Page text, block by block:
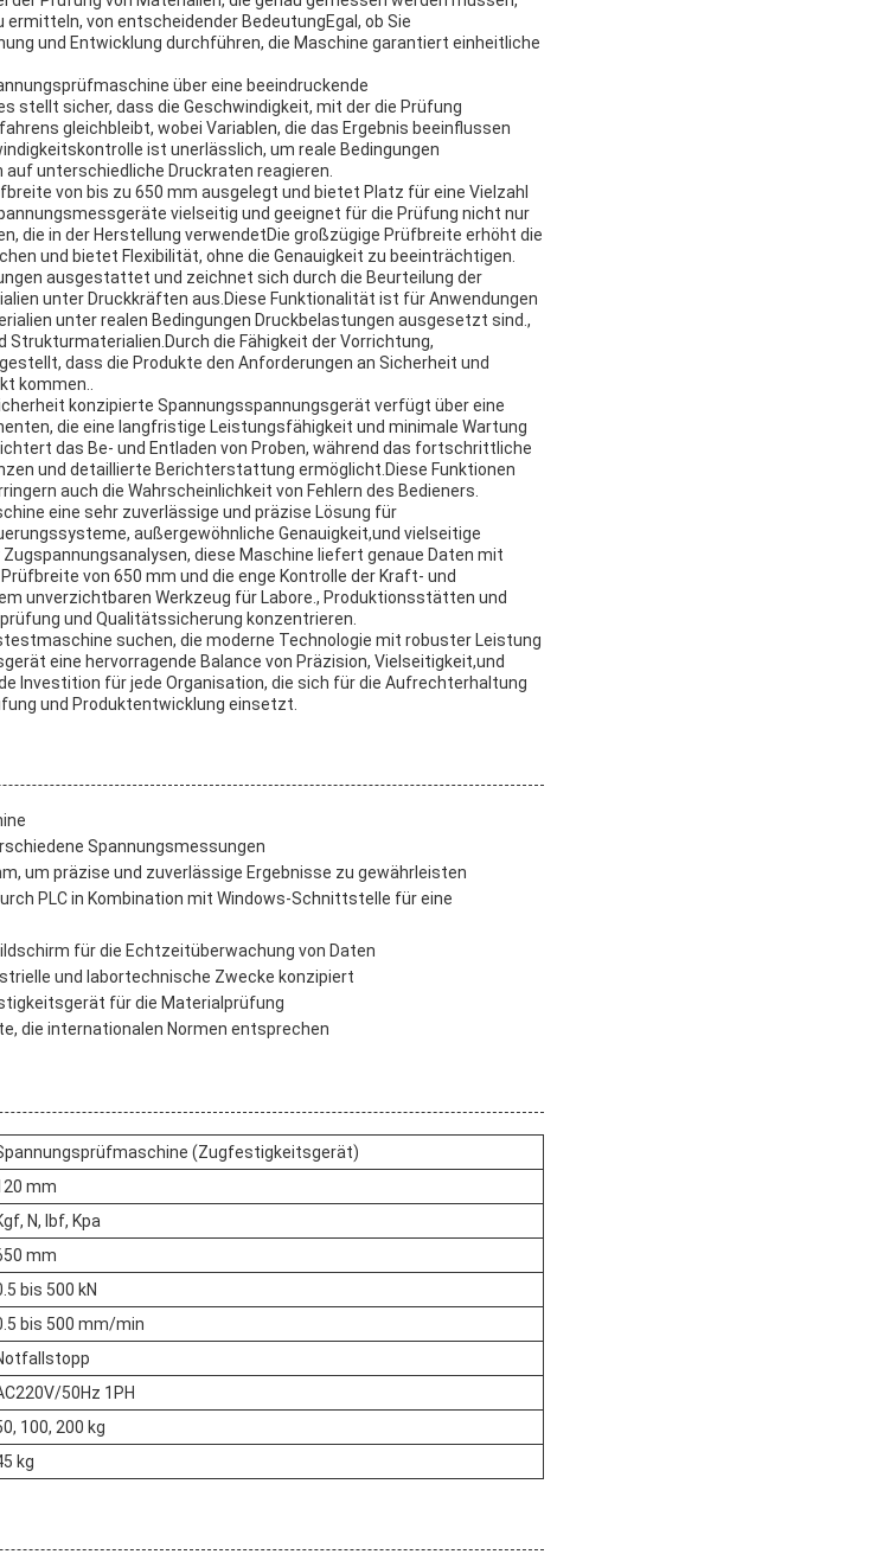
von entscheidender BedeutungEgal, ob Sie
und Entwicklung durchführen, die Maschine garantiert einheitliche
über eine beeindruckende
stellt sicher, dass die Geschwindigkeit, mit der die Prüfung
gleichbleibt, wobei Variablen, die das Ergebnis beeinflussen
ist unerlässlich, um reale Bedingungen
unterschiedliche Druckraten reagieren.
von bis zu 650 mm ausgelegt und bietet Platz für eine Vielzahl
vielseitig und geeignet für die Prüfung nicht nur
die in der Herstellung verwendetDie großzügige Prüfbreite erhöht die
und bietet Flexibilität, ohne die Genauigkeit zu beeinträchtigen.
ausgestattet und zeichnet sich durch die Beurteilung der
unter Druckkräften aus.Diese Funktionalität ist für Anwendungen
unter realen Bedingungen Druckbelastungen ausgesetzt sind.,
die Fähigkeit der Vorrichtung,
dass die Produkte den Anforderungen an Sicherheit und
kommen..
konzipierte Spannungsspannungsgerät verfügt über eine
die eine langfristige Leistungsfähigkeit und minimale Wartung
das Be- und Entladen von Proben, während das fortschrittliche
und detaillierte Berichterstattung ermöglicht.Diese Funktionen
auch die Wahrscheinlichkeit von Fehlern des Bedieners.
eine sehr zuverlässige und präzise Lösung für
außergewöhnliche Genauigkeit,und vielseitige
diese Maschine liefert genaue Daten mit
von 650 mm und die enge Kontrolle der Kraft- und
unverzichtbaren Werkzeug für Labore., Produktionsstätten und
und Qualitätssicherung konzentrieren.
suchen, die moderne Technologie mit robuster Leistung
eine hervorragende Balance von Präzision, Vielseitigkeit,und
Investition für jede Organisation, die sich für die Aufrechterhaltung
und Produktentwicklung einsetzt.
Spannungsmessungen
um präzise und zuverlässige Ergebnisse zu gewährleisten
PLC in Kombination mit Windows-Schnittstelle für eine
für die Echtzeitüberwachung von Daten
und labortechnische Zwecke konzipiert
für die Materialprüfung
die internationalen Normen entsprechen
(Zugfestigkeitsgerät)
mm
N, lbf, Kpa
mm
bis 500 kN
bis 500 mm/min
50Hz 1PH
100, 200 kg
kg